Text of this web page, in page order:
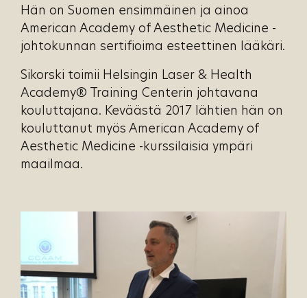
Hän on Suomen ensimmäinen ja ainoa
American Academy of Aesthetic Medicine -
johtokunnan sertifioima esteettinen lääkäri.
Sikorski toimii Helsingin Laser & Health
Academy® Training Centerin johtavana
kouluttajana. Keväästä 2017 lähtien hän on
kouluttanut myös American Academy of
Aesthetic Medicine -kurssilaisia ympäri
maailmaa.